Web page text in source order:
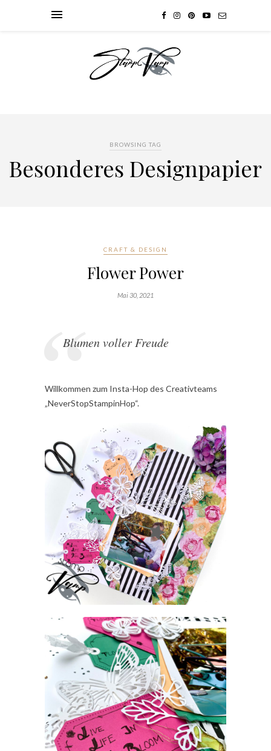
BROWSING TAG
Besonderes Designpapier
CRAFT & DESIGN
Flower Power
Mai 30, 2021
Blumen voller Freude
Willkommen zum Insta-Hop des Creativteams
„NeverStopStampinHop“.